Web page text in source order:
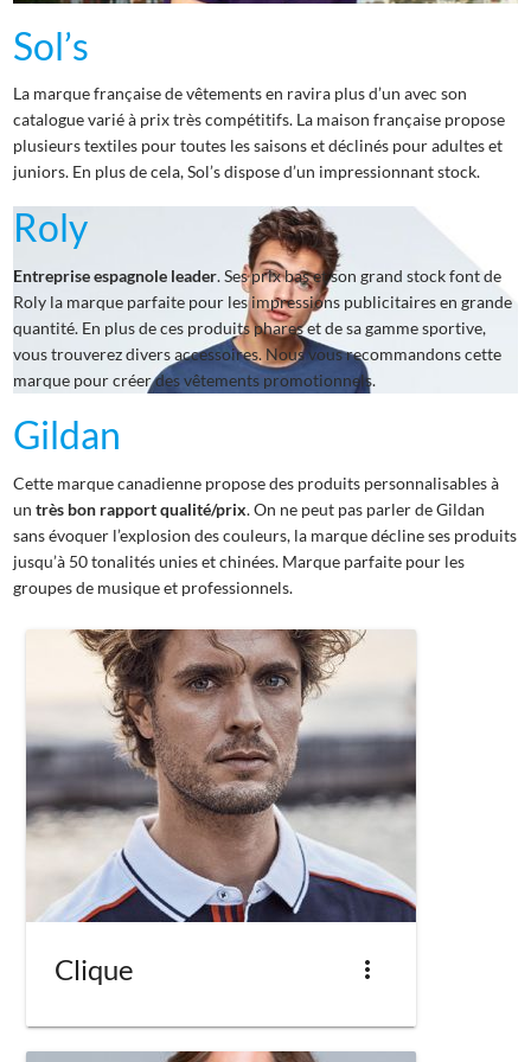
Sol’s
La marque française de vêtements en ravira plus d’un avec son
catalogue varié à prix très compétitifs. La maison française propose
plusieurs textiles pour toutes les saisons et déclinés pour adultes et
juniors. En plus de cela, Sol’s dispose d’un impressionnant stock.
Roly
Entreprise espagnole leader. Ses prix bas et son grand stock font de
Roly la marque parfaite pour les impressions publicitaires en grande
quantité. En plus de ces produits phares et de sa gamme sportive,
vous trouverez divers accessoires. Nous vous recommandons cette
marque pour créer des vêtements promotionnels.
Gildan
Cette marque canadienne propose des produits personnalisables à
untrès bon rapport qualité/prix. On ne peut pas parler de Gildan
sans évoquer l’explosion des couleurs, la marque décline ses produits
jusqu’à 50 tonalités unies et chinées. Marque parfaite pour les
groupes de musique et professionnels.
Clique more_vert